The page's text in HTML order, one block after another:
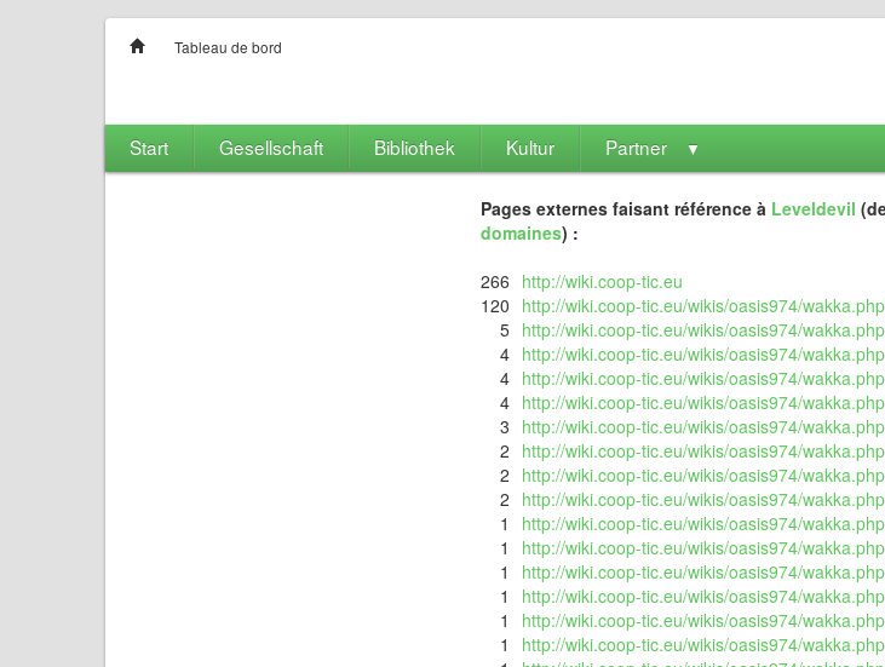
Tableau de bord
Start Gesellschaft Bibliothek Kultur Partner ▼
Pages externes faisant référence à Leveldevil
domaines) :
266 http://wiki.coop-tic.eu
120 http://wiki.coop-tic.eu/wikis/oasis974/
5 http://wiki.coop-tic.eu/wikis/oasis974/
4 http://wiki.coop-tic.eu/wikis/oasis974/
4 http://wiki.coop-tic.eu/wikis/oasis974/
4 http://wiki.coop-tic.eu/wikis/oasis974/
3 http://wiki.coop-tic.eu/wikis/oasis974/
2 http://wiki.coop-tic.eu/wikis/oasis974/
2 http://wiki.coop-tic.eu/wikis/oasis974/
2 http://wiki.coop-tic.eu/wikis/oasis974/
1
http://wiki.coop-tic.eu/wikis/oasis974/
1
http://wiki.coop-tic.eu/wikis/oasis974/
1
http://wiki.coop-tic.eu/wikis/oasis974/
1
http://wiki.coop-tic.eu/wikis/oasis974/
1
http://wiki.coop-tic.eu/wikis/oasis974/
1
http://wiki.coop-tic.eu/wikis/oasis974/